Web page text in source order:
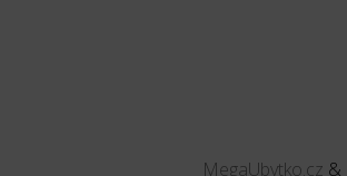
MegaUbytko.cz &